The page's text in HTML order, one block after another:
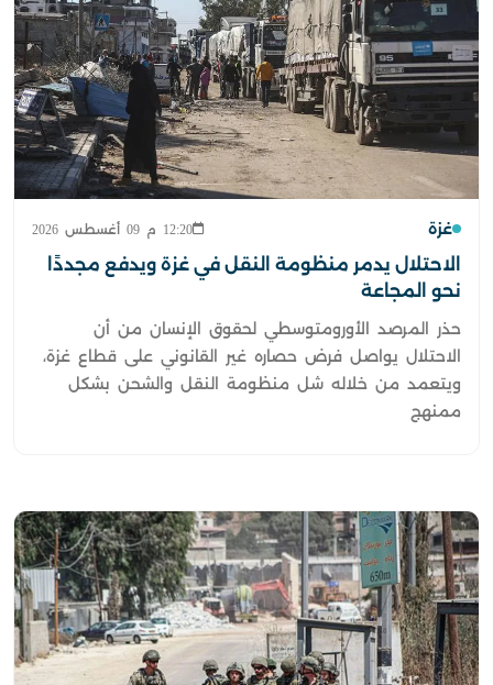
غزة 12:20 م 09 أغسطس 2026
الاحتلال يدمر منظومة النقل في غزة ويدفع مجددًا
نحو المجاعة
حذر المرصد الأورومتوسطي لحقوق الإنسان من أن
الاحتلال يواصل فرض حصاره غير القانوني على قطاع غزة،
ويتعمد من خلاله شل منظومة النقل والشحن بشكل
ممنهج